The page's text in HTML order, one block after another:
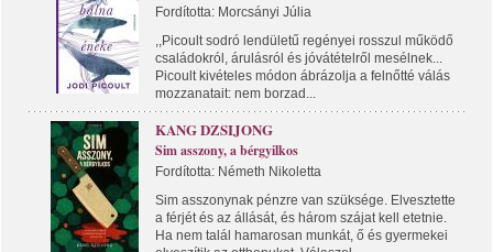
Fordította: Morcsányi Júlia
,,Picoult sodró lendületű regényei rosszul működő
családokról, árulásról és jóvátételről mesélnek...
Picoult kivételes módon ábrázolja a felnőtté válás
mozzanatait: nem borzad...
KANG DZSIJONG
Sim asszony, a bérgyilkos
Fordította: Németh Nikoletta
Sim asszonynak pénzre van szüksége. Elvesztette
a férjét és az állását, és három szájat kell etetnie.
Ha nem talál hamarosan munkát, ő és gyermekei